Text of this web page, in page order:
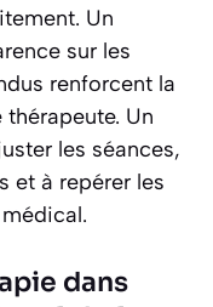
Un
sur les
renforcent la
Un
les séances,
et à repérer les
dans